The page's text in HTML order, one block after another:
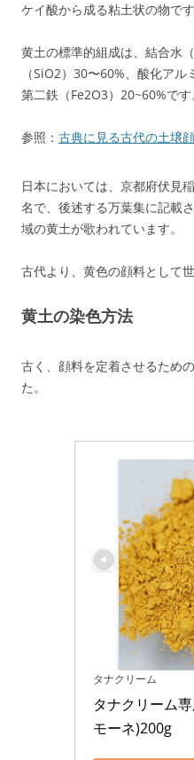
ケイ酸から成る粘土状の物です
黄土の標準的組成は、結合水
（SiO2）30〜60%、酸化ア
第二鉄（Fe2O3）20~60%です
参照： 古典に見る古代の土壌
日本においては、京都府伏見
名で、後述する万葉集に記載
域の黄土が歌われています。
古代より、黄色の顔料として
黄土の染色方法
古く、顔料を定着させるための
た。
タナクリーム
タナクリーム
モーネ)200g